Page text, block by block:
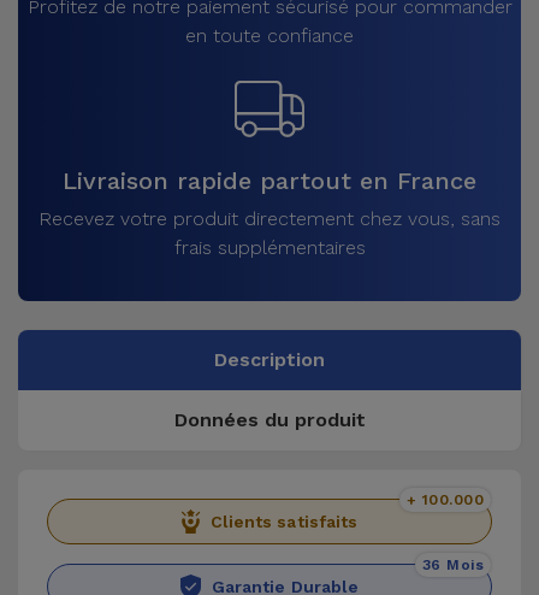
Profitez de notre paiement sécurisé pour commander
en toute confiance
Livraison rapide partout en France
Recevez votre produit directement chez vous, sans
frais supplémentaires
Description
Données du produit
Clients satisfaits
+ 100.000
Garantie Durable
36 Mois